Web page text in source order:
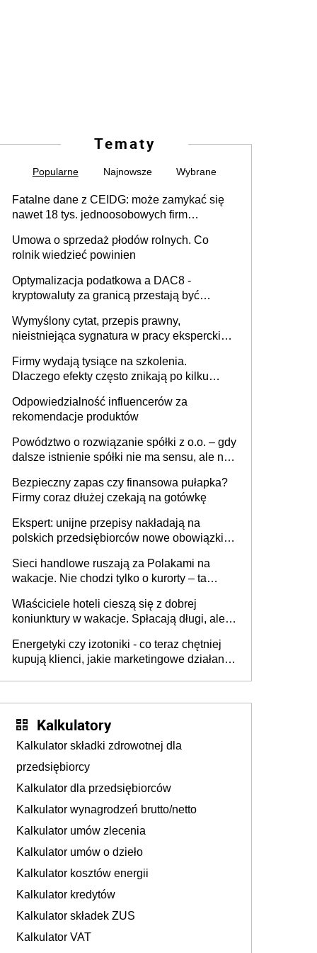
Tematy
Popularne Najnowsze Wybrane
Fatalne dane z CEIDG: może zamykać się
nawet 18 tys. jednoosobowych firm
Umowa o sprzedaż płodów rolnych. Co
rolnik wiedzieć powinien
Optymalizacja podatkowa a DAC8 -
kryptowaluty za granicą przestają być
Wymyślony cytat, przepis prawny,
nieistniejąca sygnatura w pracy eksperckiej -
firmie
Firmy wydają tysiące na szkolenia.
Dlaczego efekty często znikają po kilku
Odpowiedzialność influencerów za
rekomendacje produktów
Powództwo o rozwiązanie spółki z o.o. – gdy
dalsze istnienie spółki nie ma sensu, ale nie
Bezpieczny zapas czy finansowa pułapka?
Firmy coraz dłużej czekają na gotówkę
Ekspert: unijne przepisy nakładają na
polskich przedsiębiorców nowe obowiązki w
Sieci handlowe ruszają za Polakami na
wakacje. Nie chodzi tylko o kurorty – ta
tam, gdzie wielu spędzi urlop po cichu
Właściciele hoteli cieszą się z dobrej
koniunktury w wakacje. Spłacają długi, ale
Energetyki czy izotoniki - co teraz chętniej
kupują klienci, jakie marketingowe działania
Kalkulatory
Kalkulator składki zdrowotnej dla
przedsiębiorcy
Kalkulator dla przedsiębiorców
Kalkulator wynagrodzeń brutto/netto
Kalkulator umów zlecenia
Kalkulator umów o dzieło
Kalkulator kosztów energii
Kalkulator kredytów
Kalkulator składek ZUS
Kalkulator VAT